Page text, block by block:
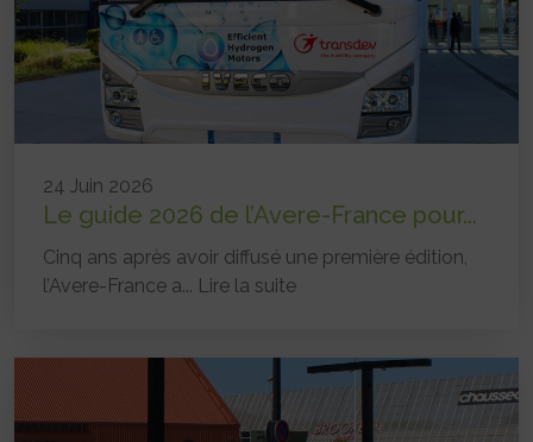
24 Juin 2026
Le guide 2026 de l’Avere-France pour...
Cinq ans après avoir diffusé une première édition,
l’Avere-France a... Lire la suite